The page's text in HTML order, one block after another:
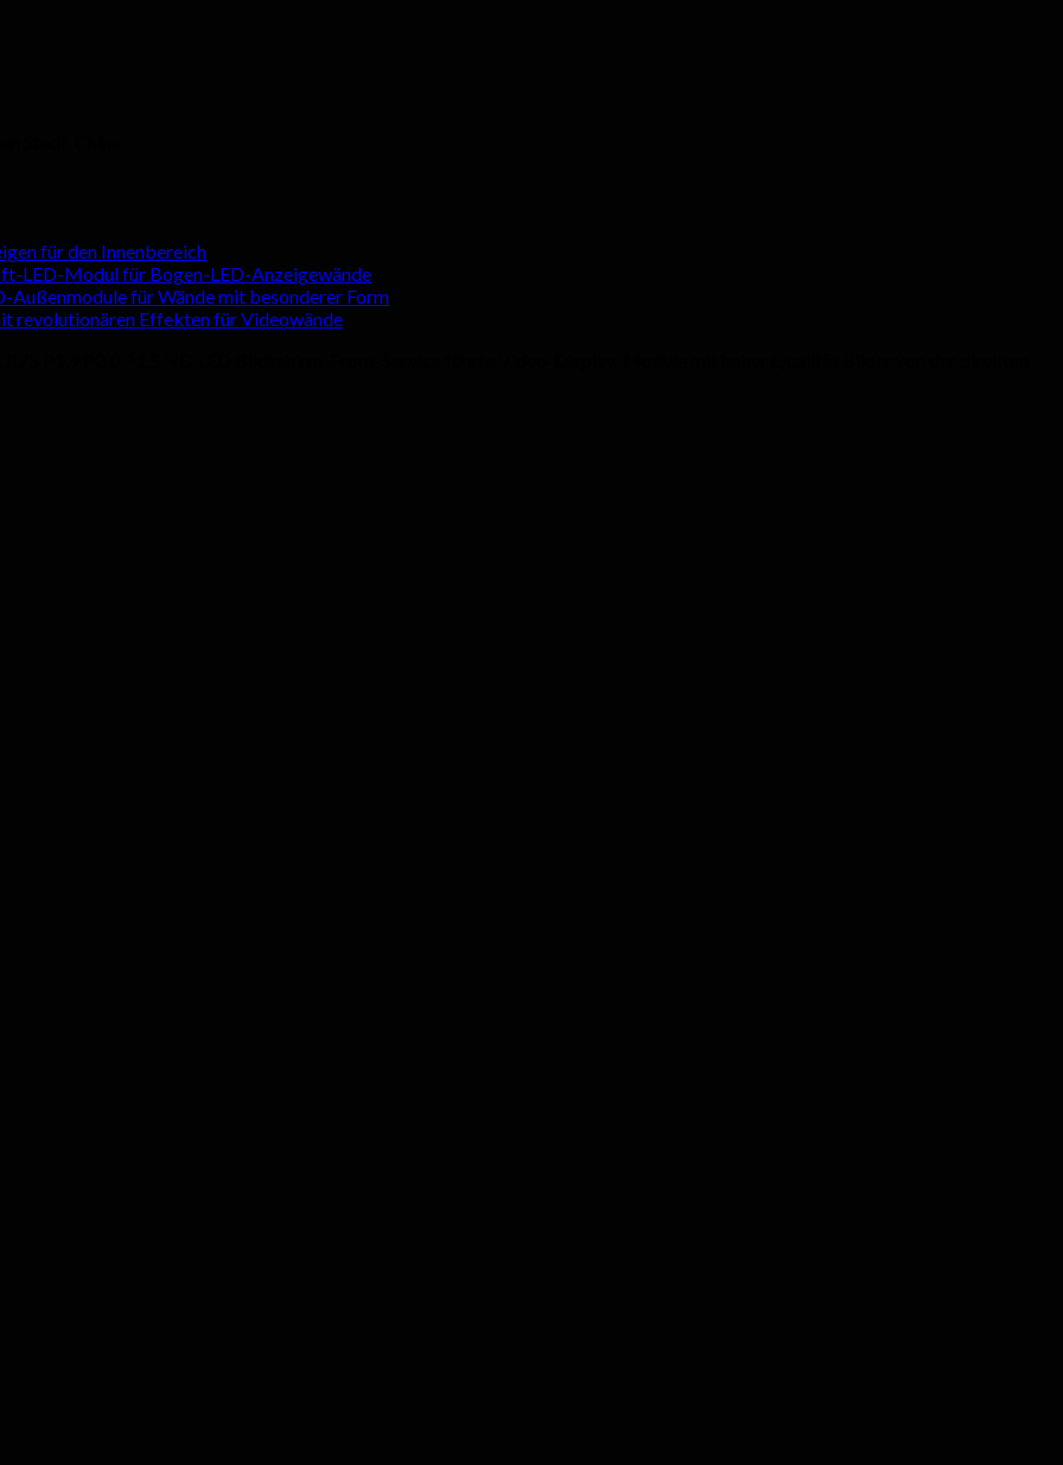
Stadt, China
für den Innenbereich
LED-Modul für Bogen-LED-Anzeigewände
Außenmodule für Wände mit besonderer Form
revolutionären Effekten für Videowände
P1.9 P2.0 P2.5 HD LED Bildschirm, Front-Service führte Video-Display-Module mit hoher Qualität Bilder von der direkten